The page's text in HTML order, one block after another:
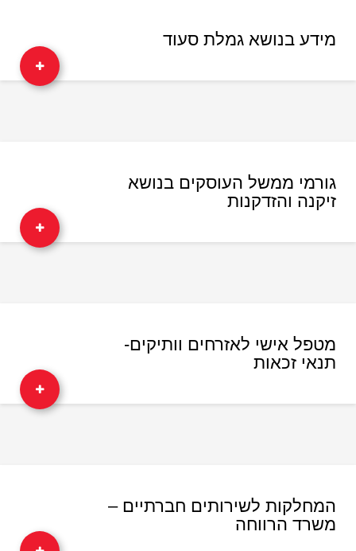
מידע בנושא גמלת סעוד
גורמי ממשל העוסקים בנושא
זיקנה והזדקנות
מטפל אישי לאזרחים וותיקים-
תנאי זכאות
המחלקות לשירותים חברתיים –
משרד הרווחה